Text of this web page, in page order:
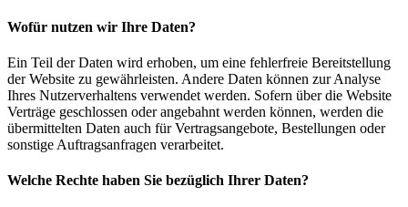
Wofür nutzen wir Ihre Daten?
Ein Teil der Daten wird erhoben, um eine fehlerfreie Bereitstellung
der Website zu gewährleisten. Andere Daten können zur Analyse
Ihres Nutzerverhaltens verwendet werden. Sofern über die Website
Verträge geschlossen oder angebahnt werden können, werden die
übermittelten Daten auch für Vertragsangebote, Bestellungen oder
sonstige Auftragsanfragen verarbeitet.
Welche Rechte haben Sie bezüglich Ihrer Daten?